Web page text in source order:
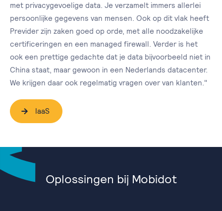
met privacygevoelige data. Je verzamelt immers allerlei
persoonlijke gegevens van mensen. Ook op dit vlak heeft
Previder zijn zaken goed op orde, met alle noodzakelijke
certificeringen en een managed firewall. Verder is het
ook een prettige gedachte dat je data bijvoorbeeld niet in
China staat, maar gewoon in een Nederlands datacenter.
We krijgen daar ook regelmatig vragen over van klanten."
IaaS
Oplossingen bij Mobidot